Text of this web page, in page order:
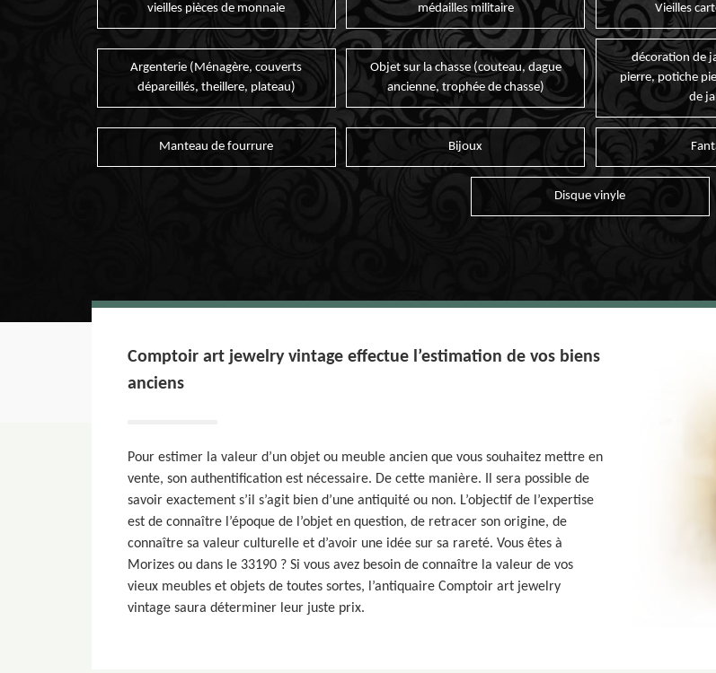
vieilles pièces de monnaie médailles militaire Vieilles
Argenterie (Ménagère, couverts
dépareillés, theillere, plateau)
Objet sur la chasse (couteau, dague
ancienne, trophée de chasse)
décoration de
pierre, potiche
de
Manteau de fourrure Bijoux
Disque vinyle
Comptoir art jewelry vintage effectue l’estimation de vos biens
anciens
Pour estimer la valeur d’un objet ou meuble ancien que vous souhaitez mettre en
vente, son authentification est nécessaire. De cette manière. Il sera possible de
savoir exactement s’il s’agit bien d’une antiquité ou non. L’objectif de l’expertise
est de connaître l’époque de l’objet en question, de retracer son origine, de
connaître sa valeur culturelle et d’avoir une idée sur sa rareté. Vous êtes à
Morizes ou dans le 33190 ? Si vous avez besoin de connaître la valeur de vos
vieux meubles et objets de toutes sortes, l’antiquaire Comptoir art jewelry
vintage saura déterminer leur juste prix.